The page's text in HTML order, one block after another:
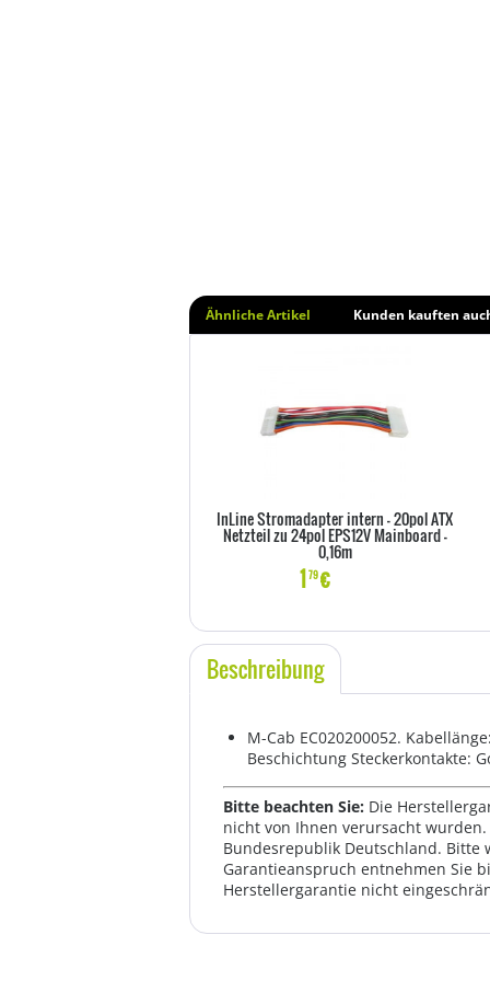
Ähnliche Artikel Kunden kauften
InLine Stromadapter intern - 20pol ATX
Netzteil zu 24pol EPS12V Mainboard -
0,16m
1 79€
Beschreibung
M-Cab EC020200052.
Beschichtung Steckerkontakte:
Bitte beachten Sie: Die
nicht von Ihnen verursacht
Bundesrepublik Deutschland. Bitte
Garantieanspruch entnehmen Sie
Herstellergarantie nicht